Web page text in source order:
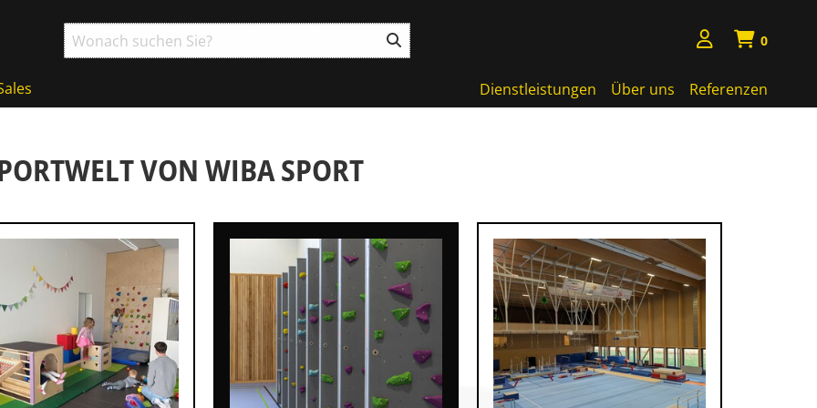
0
Dienstleistungen Über uns Referenzen
VON WIBA SPORT